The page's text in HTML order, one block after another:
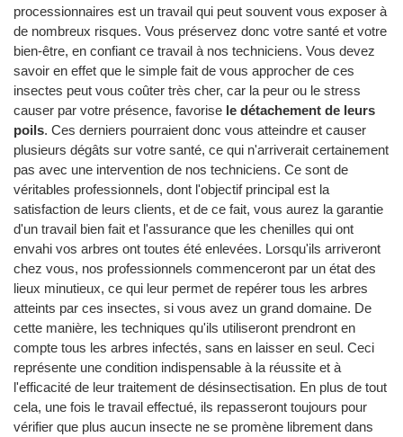
processionnaires est un travail qui peut souvent vous exposer à
de nombreux risques. Vous préservez donc votre santé et votre
bien-être, en confiant ce travail à nos techniciens. Vous devez
savoir en effet que le simple fait de vous approcher de ces
insectes peut vous coûter très cher, car la peur ou le stress
causer par votre présence, favorise le détachement de leurs
poils. Ces derniers pourraient donc vous atteindre et causer
plusieurs dégâts sur votre santé, ce qui n'arriverait certainement
pas avec une intervention de nos techniciens. Ce sont de
véritables professionnels, dont l'objectif principal est la
satisfaction de leurs clients, et de ce fait, vous aurez la garantie
d'un travail bien fait et l'assurance que les chenilles qui ont
envahi vos arbres ont toutes été enlevées. Lorsqu'ils arriveront
chez vous, nos professionnels commenceront par un état des
lieux minutieux, ce qui leur permet de repérer tous les arbres
atteints par ces insectes, si vous avez un grand domaine. De
cette manière, les techniques qu'ils utiliseront prendront en
compte tous les arbres infectés, sans en laisser en seul. Ceci
représente une condition indispensable à la réussite et à
l'efficacité de leur traitement de désinsectisation. En plus de tout
cela, une fois le travail effectué, ils repasseront toujours pour
vérifier que plus aucun insecte ne se promène librement dans